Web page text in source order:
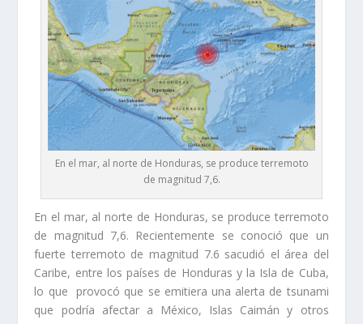
En el mar, al norte de Honduras, se produce terremoto
de magnitud 7,6.
En el mar, al norte de Honduras, se produce terremoto
de magnitud 7,6. Recientemente se conoció que un
fuerte terremoto de magnitud 7.6 sacudió el área del
Caribe, entre los países de Honduras y la Isla de Cuba,
lo que provocó que se emitiera una alerta de tsunami
que podría afectar a México, Islas Caimán y otros